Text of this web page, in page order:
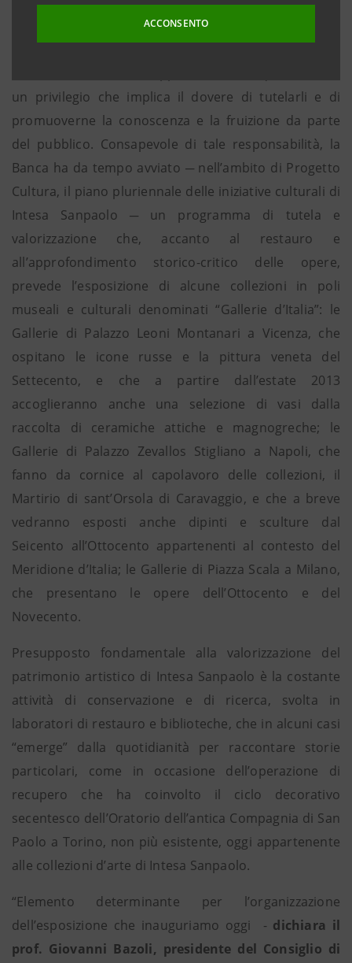
ACCONSENTO
Intesa Sanpaolo dispone di un ricco e variegato
un privilegio che implica il dovere di tutelarli e di
promuoverne la conoscenza e la fruizione da parte
del pubblico. Consapevole di tale responsabilità, la
Banca ha da tempo avviato ─ nell’ambito di Progetto
Cultura, il piano pluriennale delle iniziative culturali di
Intesa Sanpaolo ─ un programma di tutela e
valorizzazione che, accanto al restauro e
all’approfondimento storico-critico delle opere,
prevede l’esposizione di alcune collezioni in poli
museali e culturali denominati “Gallerie d’Italia”: le
Gallerie di Palazzo Leoni Montanari a Vicenza, che
ospitano le icone russe e la pittura veneta del
Settecento, e che a partire dall’estate 2013
accoglieranno anche una selezione di vasi dalla
raccolta di ceramiche attiche e magnogreche; le
Gallerie di Palazzo Zevallos Stigliano a Napoli, che
fanno da cornice al capolavoro delle collezioni, il
Martirio di sant’Orsola di Caravaggio, e che a breve
vedranno esposti anche dipinti e sculture dal
Seicento all’Ottocento appartenenti al contesto del
Meridione d’Italia; le Gallerie di Piazza Scala a Milano,
che presentano le opere dell’Ottocento e del
Novecento.
Presupposto fondamentale alla valorizzazione del
patrimonio artistico di Intesa Sanpaolo è la costante
attività di conservazione e di ricerca, svolta in
laboratori di restauro e biblioteche, che in alcuni casi
“emerge” dalla quotidianità per raccontare storie
particolari, come in occasione dell’operazione di
recupero che ha coinvolto il ciclo decorativo
secentesco dell’Oratorio dell’antica Compagnia di San
Paolo a Torino, non più esistente, oggi appartenente
alle collezioni d’arte di Intesa Sanpaolo.
“Elemento determinante per l’organizzazione
dell’esposizione che inauguriamo oggi - dichiara il
prof. Giovanni Bazoli, presidente del Consiglio di